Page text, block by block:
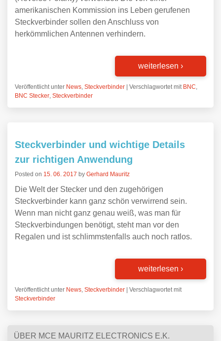
amerikanischen Kommission ins Leben gerufenen
Steckverbinder sollen den Anschluss von
herkömmlichen Antennen verhindern.
weiterlesen ›
Veröffentlicht unter News, Steckverbinder Verschlagwortet mit BNC,
BNC Stecker, Steckverbinder
Steckverbinder und wichtige Details
zur richtigen Anwendung
Posted on 15. 06. 2017 by Gerhard Mauritz
Die Welt der Stecker und den zugehörigen
Steckverbinder kann ganz schön verwirrend sein.
Wenn man nicht ganz genau weiß, was man für
Steckverbindungen benötigt, steht man vor den
Regalen und ist schlimmstenfalls auch noch ratlos.
weiterlesen ›
Veröffentlicht unter News, Steckverbinder
Verschlagwortet mit
Steckverbinder
ÜBER MCE MAURITZ ELECTRONICS E.K.